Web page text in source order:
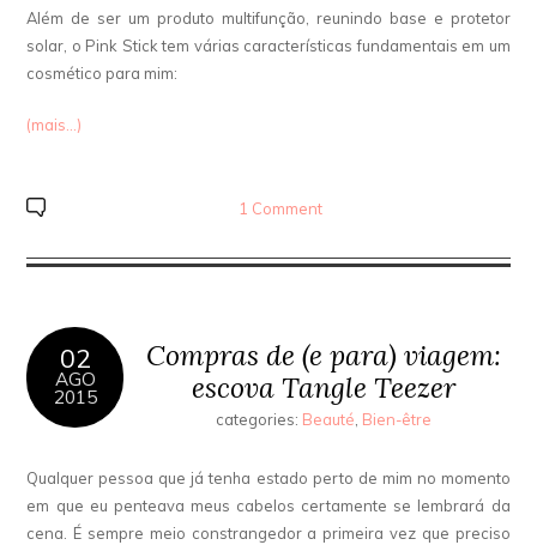
Além de ser um produto multifunção, reunindo base e protetor
solar, o Pink Stick tem várias características fundamentais em um
cosmético para mim:
(mais…)
1 Comment
02
AGO
2015
Compras de (e para) viagem:
escova Tangle Teezer
categories: Beauté, Bien-être
Qualquer pessoa que já tenha estado perto de mim no momento
em que eu penteava meus cabelos certamente se lembrará da
cena. É sempre meio constrangedor a primeira vez que preciso